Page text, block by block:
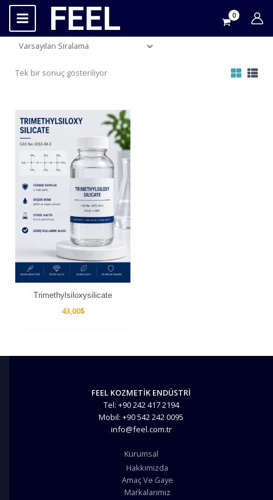
İçeriğe
Tek bir sonuç gösteriliyor
Trimethylsiloxysilicate
43,00$
FEEL KOZMETİK ENDÜSTRİ
Tel: +90 242 417 2194
Mobil: +90 542 242 0095
info@feel.com.tr
Kurumsal
Hakkımızda
Amaç Ve Gaye
Markalarımız